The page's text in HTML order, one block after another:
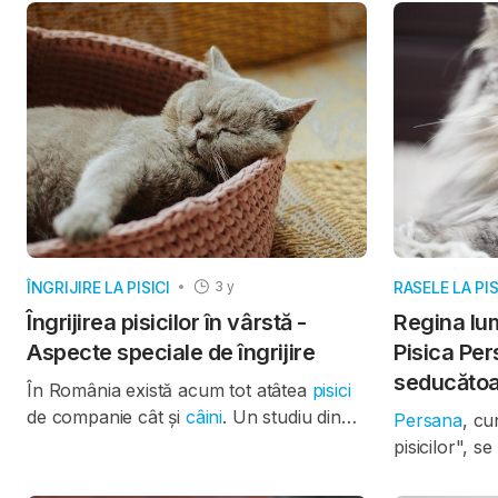
afectuos. Cu toate acestea, chiar și cele
mai sănătoase pisici pot întâmpina
probleme de sănătate care necesită o
vizită de urgență la medicul veterinar. În
acest articol, vă vom prezenta
principalele semne care arată că pisica
dvs. ar putea avea nevoie de îngrijire
medicală imediată.
și a fost
lungul
și
o alegere
caută un
ÎNGRIJIRE LA PISICI 3 y
Îngrijirea pisicilor în vârstă -
Aspecte speciale de îngrijire
În România există acum tot atâtea pisici
de companie cât și câini. Un studiu din
RASELE LA
Regina
Pisica
Persana,
pisicilor",